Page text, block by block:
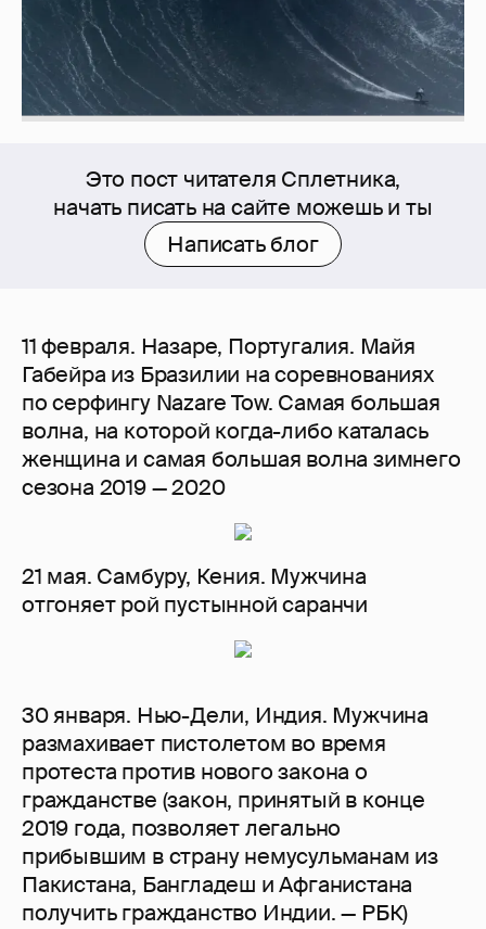
Это пост читателя Сплетника,
начать писать на сайте можешь и ты
Написать блог
11 февраля. Назаре, Португалия. Майя
Габейра из Бразилии на соревнованиях
по серфингу Nazare Tow. Самая большая
волна, на которой когда-либо каталась
женщина и самая большая волна зимнего
сезона 2019 — 2020
21 мая. Самбуру, Кения. Мужчина
отгоняет рой пустынной саранчи
30 января. Нью-Дели, Индия. Мужчина
размахивает пистолетом во время
протеста против нового закона о
гражданстве (закон, принятый в конце
2019 года, позволяет легально
прибывшим в страну немусульманам из
Пакистана, Бангладеш и Афганистана
получить гражданство Индии. — РБК)